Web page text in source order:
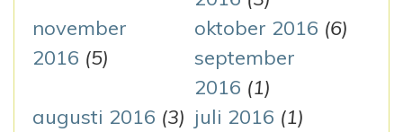
november
2016 (5)
oktober 2016 (6)
september
2016 (1)
augusti 2016 (3) juli 2016 (1)